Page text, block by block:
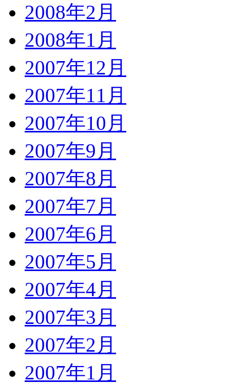
2008年2月
2008年1月
2007年12月
2007年11月
2007年10月
2007年9月
2007年8月
2007年7月
2007年6月
2007年5月
2007年4月
2007年3月
2007年2月
2007年1月